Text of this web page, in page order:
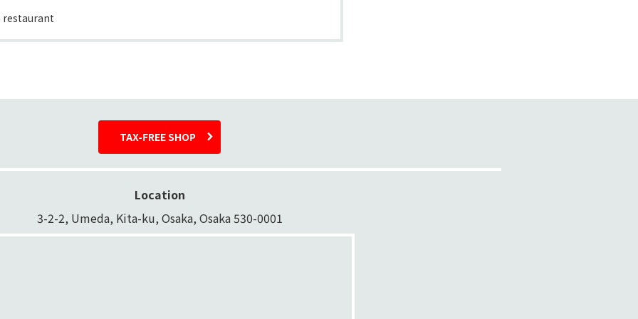
restaurant
TAX-FREE SHOP
Location
3-2-2, Umeda, Kita-ku, Osaka, Osaka 530-0001